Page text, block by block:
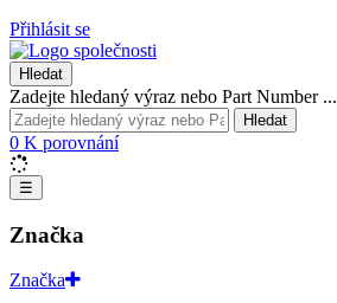
Přihlásit se
Hledat
Zadejte hledaný výraz nebo Part Number ...
Hledat
0 K porovnání
☰
Značka
Značka